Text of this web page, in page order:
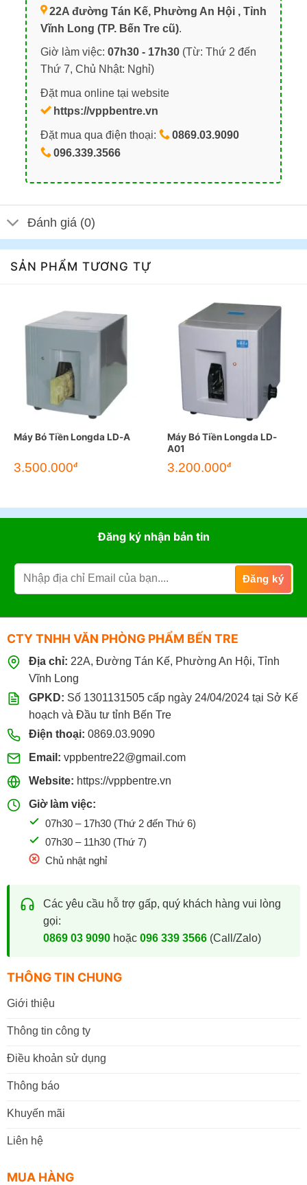
22A đường Tán Kế, Phường An Hội , Tỉnh
Vĩnh Long (TP. Bến Tre cũ).
Giờ làm việc: 07h30 - 17h30(Từ: Thứ 2 đến
Thứ 7, Chủ Nhật: Nghỉ)
Đặt mua online tại website
https://vppbentre.vn
Đặt mua qua điện thoại:
0869.03.9090
096.339.3566
Đánh giá (0)
SẢN PHẨM TƯƠNG TỰ
Máy Bó Tiền Longda LD-A
3.500.000đ
Máy Bó Tiền Longda LD-
A01
3.200.000đ
Đăng ký nhận bản tin
CTY TNHH VĂN PHÒNG PHẨM BẾN TRE
Địa chỉ: 22A, Đường Tán Kế, Phường An Hội, Tỉnh
Vĩnh Long
GPKD: Số 1301131505 cấp ngày 24/04/2024 tại Sở Kế
hoạch và Đầu tư tỉnh Bến Tre
Điện thoại: 0869.03.9090
Email: vppbentre22@gmail.com
Website: https://vppbentre.vn
Giờ làm việc:
07h30 – 17h30 (Thứ 2 đến Thứ 6)
07h30 – 11h30 (Thứ 7)
Chủ nhật nghỉ
Các yêu cầu hỗ trợ gấp, quý khách hàng vui lòng
gọi:
0869 03 9090hoặc 096 339 3566(Call/Zalo)
THÔNG TIN CHUNG
Giới thiệu
Thông tin công ty
Điều khoản sử dụng
Thông báo
Khuyến mãi
Liên hệ
MUA HÀNG